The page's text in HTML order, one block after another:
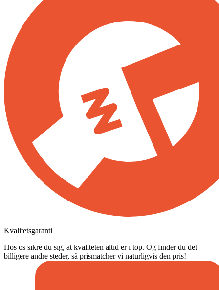
Kvalitetsgaranti
Hos os sikre du sig, at kvaliteten altid er i top. Og finder du det
billigere andre steder, så prismatcher vi naturligvis den pris!